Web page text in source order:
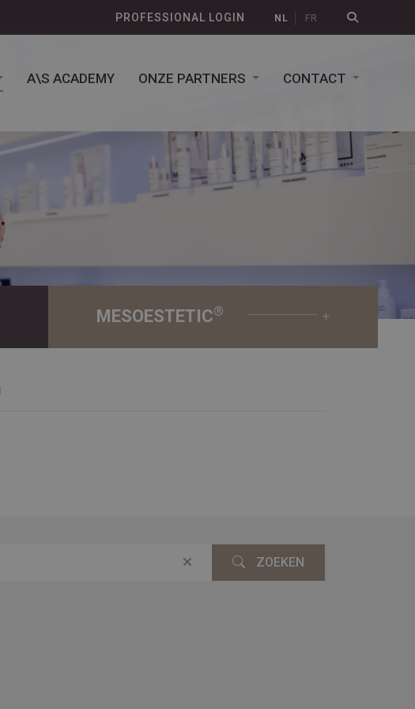
PROFESSIONAL LOGIN NL FR
A\S ACADEMY ONZE PARTNERS CONTACT
MESOESTETIC® +
ZOEKEN